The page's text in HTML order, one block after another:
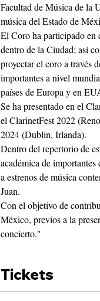
Facultad de Música de la
música del Estado de
El Coro ha participado en
dentro de la Ciudad; así
proyectar el coro a través
importantes a nivel
países de Europa y en
Se ha presentado en el
el ClarinetFest 2022
2024 (Dublin, Irlanda).
Dentro del repertorio de
académica de
a estrenos de música
Juan.
Con el objetivo de
México, previos a la
concierto."
Tickets